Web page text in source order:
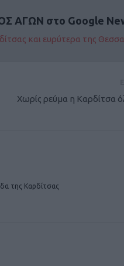
ΑΓΩΝ στο Google
και ευρύτερα της
Χωρίς ρεύμα η Καρδίτσα
της Καρδίτσας